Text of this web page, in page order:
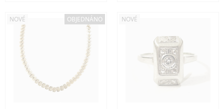
NOVÉ OBJEDNÁNO NOVÉ